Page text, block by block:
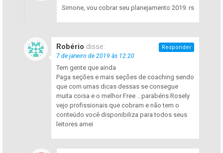
Simone, vou cobrar seu planejamento 2019. rs
Robério disse:
7 de janeiro de 2019 às 12:20
Tem gente que ainda
Paga seções e mais seções de coaching sendo
que com umas dicas dessas se consegue
muita coisa e o melhor Free .. parabéns Rosely
vejo profissionais que cobram e não tem o
conteúdo você disponibiliza para todos seus
leitores amei
Responder